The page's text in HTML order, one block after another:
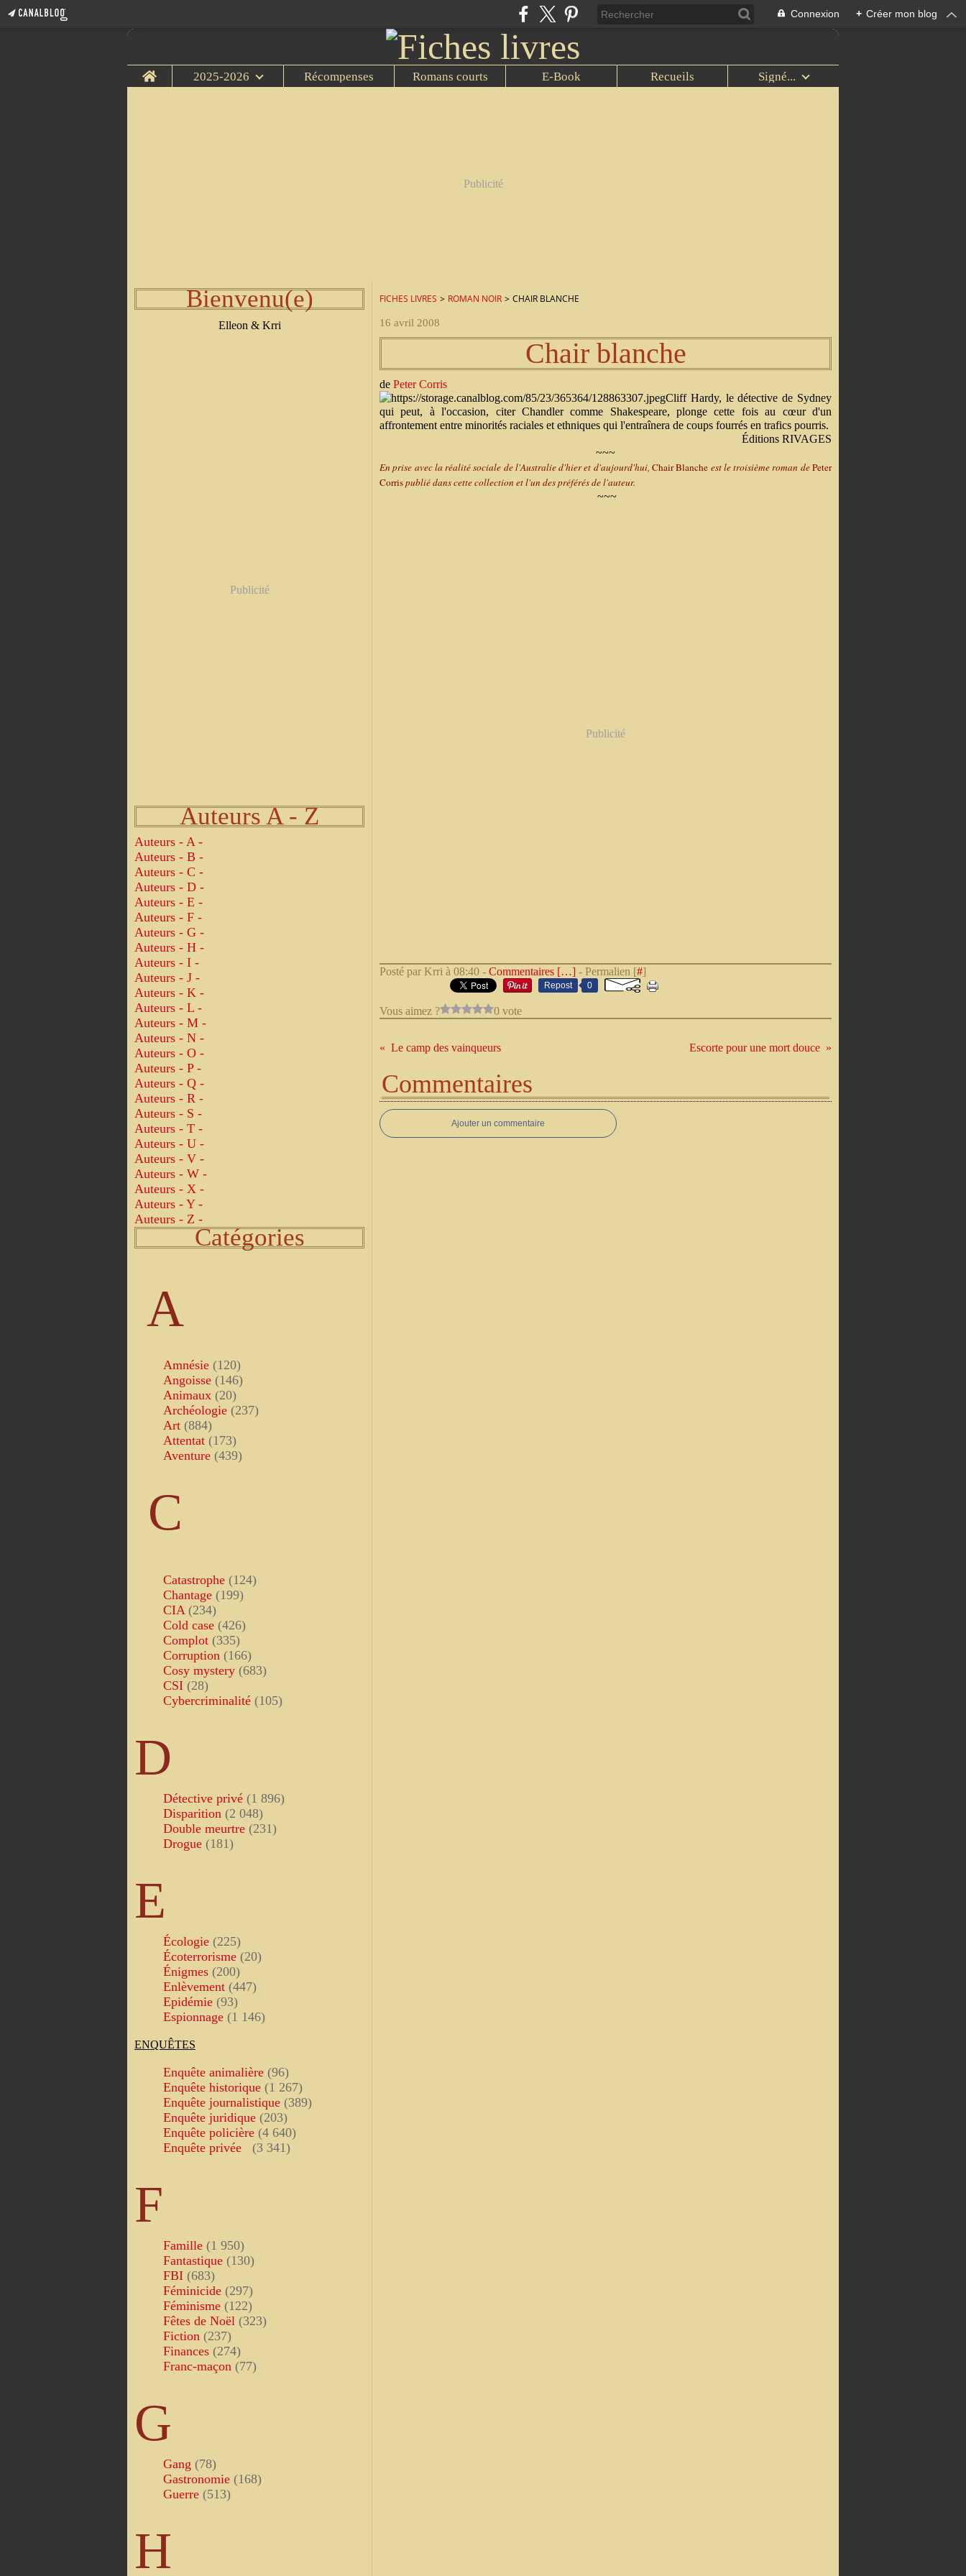
Connexion + Créer mon blog
Home 2025-2026 Récompenses Romans courts E-Book Recueils Signé...
Publicité
Bienvenu(e)
Elleon & Krri
Publicité
Auteurs A - Z
Auteurs - A -
Auteurs - B -
Auteurs - C -
Auteurs - D -
Auteurs - E -
Auteurs - F -
Auteurs - G -
Auteurs - H -
Auteurs - I -
Auteurs - J -
Auteurs - K -
Auteurs - L -
Auteurs - M -
Auteurs - N -
Auteurs - O -
Auteurs - P -
Auteurs - Q -
Auteurs - R -
Auteurs - S -
Auteurs - T -
Auteurs - U -
Auteurs - V -
Auteurs - W -
Auteurs - X -
Auteurs - Y -
Auteurs - Z -
Catégories
A
Amnésie (120)
Angoisse (146)
Animaux (20)
Archéologie (237)
Art (884)
Attentat (173)
Aventure (439)
C
Catastrophe (124)
Chantage (199)
CIA (234)
Cold case (426)
Complot (335)
Corruption (166)
Cosy mystery (683)
CSI (28)
Cybercriminalité (105)
D
Détective privé (1 896)
Disparition (2 048)
Double meurtre (231)
Drogue (181)
E
Écologie (225)
Écoterrorisme (20)
Énigmes (200)
Enlèvement (447)
Epidémie (93)
Espionnage (1 146)
ENQUÊTES
Enquête animalière (96)
Enquête historique (1 267)
Enquête journalistique (389)
Enquête juridique (203)
Enquête policière (4 640)
Enquête privée
(3 341)
F
Famille (1 950)
Fantastique (130)
FBI (683)
Féminicide (297)
Féminisme (122)
Fêtes de Noël (323)
Fiction (237)
Finances (274)
Franc-maçon (77)
G
Gang (78)
Gastronomie (168)
Guerre (513)
H
FICHES LIVRES > ROMAN NOIR > CHAIR BLANCHE
16 avril 2008
Chair blanche
de Peter Corris
Cliff Hardy, le détective de Sydney
qui peut, à l'occasion, citer Chandler comme Shakespeare, plonge cette fois au cœur d'un
affrontement entre minorités raciales et ethniques qui l'entraînera de coups fourrés en trafics pourris.
Éditions RIVAGES
~~~
En prise avec la réalité sociale de l'Australie d'hier et d'aujourd'hui,Chair Blanche est le troisième roman dePeter
Corrispublié dans cette collection et l'un des préférés de l'auteur.
~~~
Publicité
Posté par Krri à 08:40 - Commentaires […] - Permalien [#]
Repost 0
Vous aimez ? 0 vote
Le camp des vainqueurs Escorte pour une mort douce
Commentaires
Ajouter un commentaire